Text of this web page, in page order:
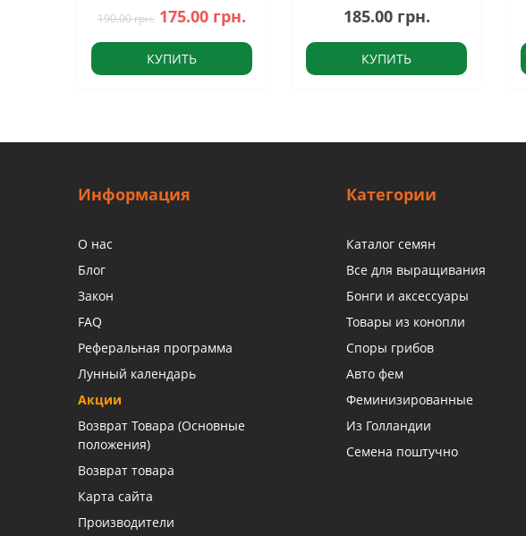
190.00 грн. 175.00 грн.
КУПИТЬ
185.00 грн.
КУПИТЬ
Информация
О нас
Блог
Закон
FAQ
Реферальная программа
Лунный календарь
Акции
Возврат Товара (Основные
положения)
Возврат товара
Карта сайта
Производители
Категории
Каталог семян
Все для выращивания
Бонги и аксессуары
Товары из конопли
Споры грибов
Авто фем
Феминизированные
Из Голландии
Семена поштучно